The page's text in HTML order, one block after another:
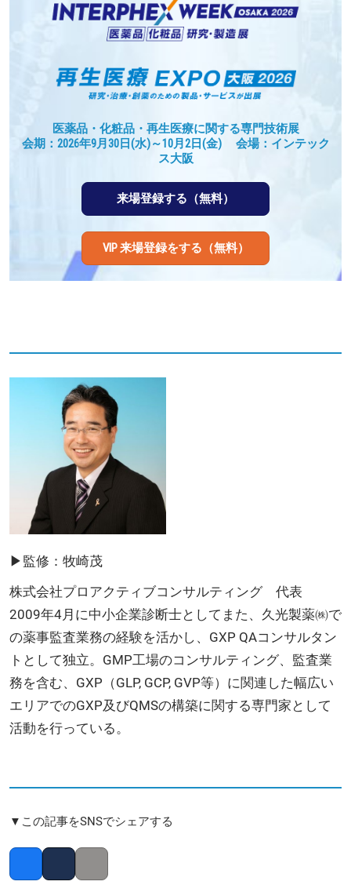
医薬品・化粧品・再生医療に関する専門技術展
会期：2026年9月30日(水)～10月2日(金) 会場：インテック
ス大阪
来場登録する（無料）
VIP 来場登録をする（無料）
▶監修：牧崎茂
株式会社プロアクティブコンサルティング 代表
2009年4月に中小企業診断士としてまた、久光製薬㈱で
の薬事監査業務の経験を活かし、GXP QAコンサルタン
トとして独立。GMP工場のコンサルティング、監査業
務を含む、GXP（GLP, GCP, GVP等）に関連した幅広い
エリアでのGXP及びQMSの構築に関する専門家として
活動を行っている。
▼この記事をSNSでシェアする
FacebookTwitter Copy link